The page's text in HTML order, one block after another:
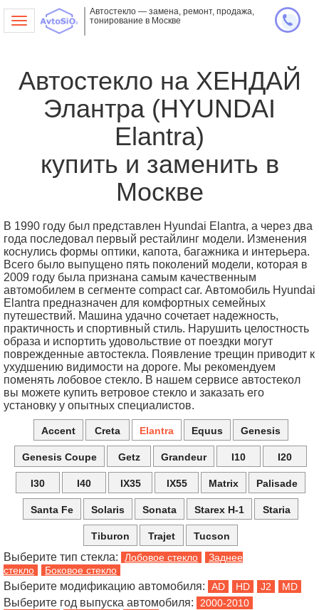
Toggle
Автостекло — замена, ремонт, продажа,
тонирование в Москве
Автостекло на ХЕНДАЙ
Элантра (HYUNDAI
Elantra)
купить и заменить в
Москве
В 1990 году был представлен Hyundai Elantra, а через два
года последовал первый рестайлинг модели. Изменения
коснулись формы оптики, капота, багажника и интерьера.
Всего было выпущено пять поколений модели, которая в
2009 году была признана самым качественным
автомобилем в сегменте compact car. Автомобиль Hyundai
Elantra предназначен для комфортных семейных
путешествий. Машина удачно сочетает надежность,
практичность и спортивный стиль. Нарушить целостность
образа и испортить удовольствие от поездки могут
поврежденные автостекла. Появление трещин приводит к
ухудшению видимости на дороге. Мы рекомендуем
поменять лобовое стекло. В нашем сервисе автостекол
вы можете купить ветровое стекло и заказать его
установку у опытных специалистов.
Accent Creta Elantra Equus Genesis
Genesis Coupe Getz Grandeur I10 I20
I30 I40 IX35 IX55 Matrix Palisade
Santa Fe Solaris Sonata Starex H-1 Staria
Tiburon Trajet Tucson
Выберите тип стекла: Лобовое стекло
Заднее
стекло
Боковое стекло
Выберите модификацию автомобиля:
Выберите год выпуска автомобиля: